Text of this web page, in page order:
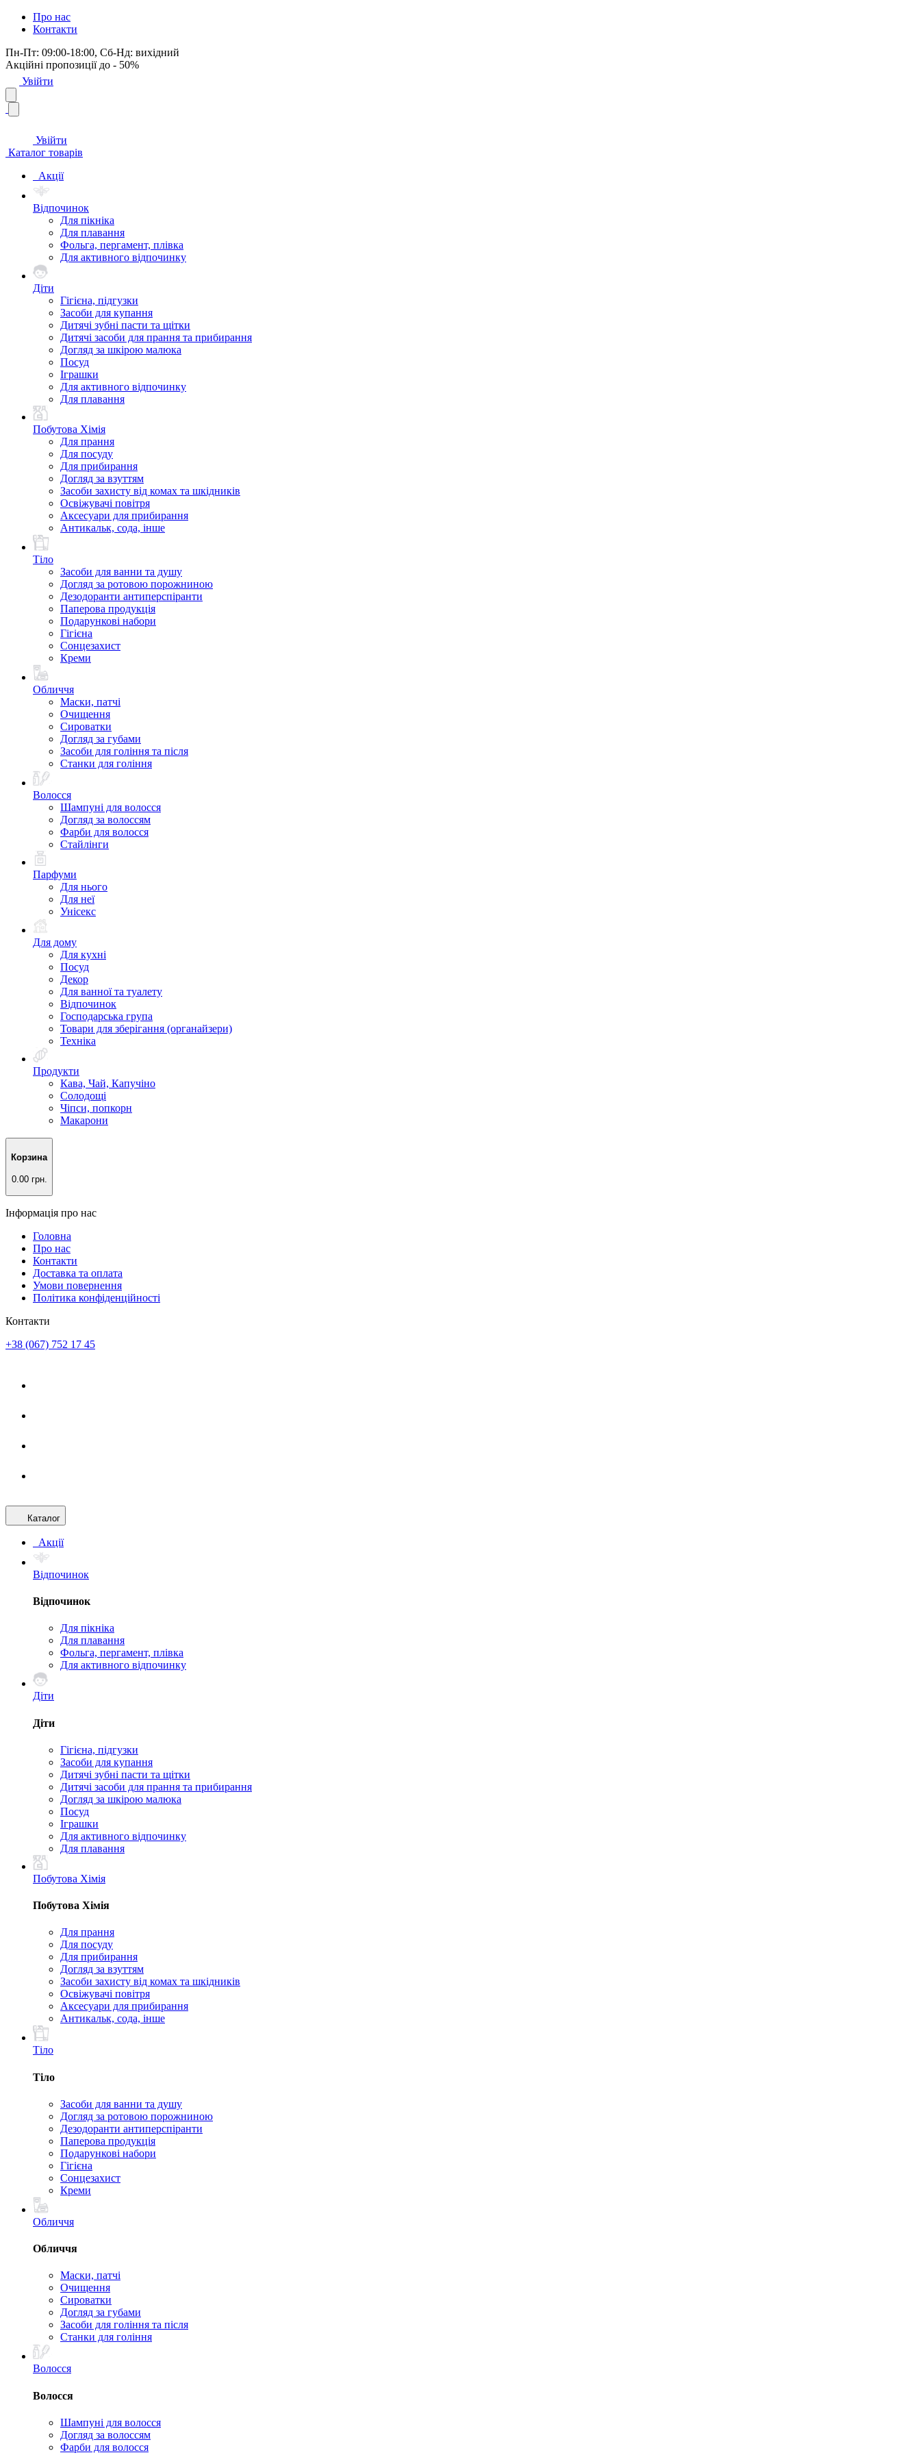
Про нас
Контакти
Пн-Пт: 09:00-18:00, Сб-Нд: вихідний
Акційні пропозиції до - 50%
Увійти
Увійти
Каталог товарів
Акції
Відпочинок
Для пікніка
Для плавання
Фольга, пергамент, плівка
Для активного відпочинку
Діти
Гігієна, підгузки
Засоби для купання
Дитячі зубні пасти та щітки
Дитячі засоби для прання та прибирання
Догляд за шкірою малюка
Посуд
Іграшки
Для активного відпочинку
Для плавання
Побутова Хімія
Для прання
Для посуду
Для прибирання
Догляд за взуттям
Засоби захисту від комах та шкідників
Освіжувачі повітря
Аксесуари для прибирання
Антикальк, сода, інше
Тіло
Засоби для ванни та душу
Догляд за ротовою порожниною
Дезодоранти антиперспіранти
Паперова продукція
Подарункові набори
Гігієна
Сонцезахист
Креми
Обличчя
Маски, патчі
Очищення
Сироватки
Догляд за губами
Засоби для гоління та після
Станки для гоління
Волосся
Шампуні для волосся
Догляд за волоссям
Фарби для волосся
Стайлінги
Парфуми
Для нього
Для неї
Унісекс
Для дому
Для кухні
Посуд
Декор
Для ванної та туалету
Відпочинок
Господарська група
Товари для зберігання (органайзери)
Техніка
Продукти
Кава, Чай, Капучіно
Солодощі
Чіпси, попкорн
Макарони
Корзина
0.00 грн.
Інформація про нас
Головна
Про нас
Контакти
Доставка та оплата
Умови повернення
Політика конфіденційності
Контакти
+38 (067) 752 17 45
Каталог
Акції
Відпочинок
Відпочинок
Для пікніка
Для плавання
Фольга, пергамент, плівка
Для активного відпочинку
Діти
Діти
Гігієна, підгузки
Засоби для купання
Дитячі зубні пасти та щітки
Дитячі засоби для прання та прибирання
Догляд за шкірою малюка
Посуд
Іграшки
Для активного відпочинку
Для плавання
Побутова Хімія
Побутова Хімія
Для прання
Для посуду
Для прибирання
Догляд за взуттям
Засоби захисту від комах та шкідників
Освіжувачі повітря
Аксесуари для прибирання
Антикальк, сода, інше
Тіло
Тіло
Засоби для ванни та душу
Догляд за ротовою порожниною
Дезодоранти антиперспіранти
Паперова продукція
Подарункові набори
Гігієна
Сонцезахист
Креми
Обличчя
Обличчя
Маски, патчі
Очищення
Сироватки
Догляд за губами
Засоби для гоління та після
Станки для гоління
Волосся
Волосся
Шампуні для волосся
Догляд за волоссям
Фарби для волосся